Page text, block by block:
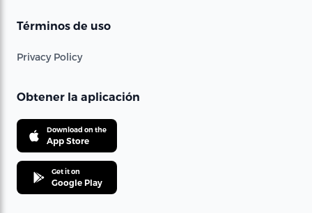
Términos de uso
Privacy Policy
Obtener la aplicación
Download on the
App Store
Get it on
Google Play